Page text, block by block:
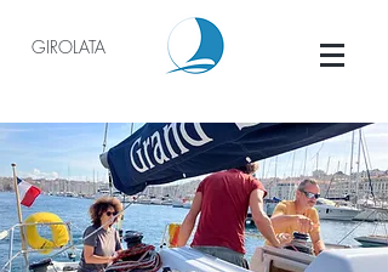
GIROLATA